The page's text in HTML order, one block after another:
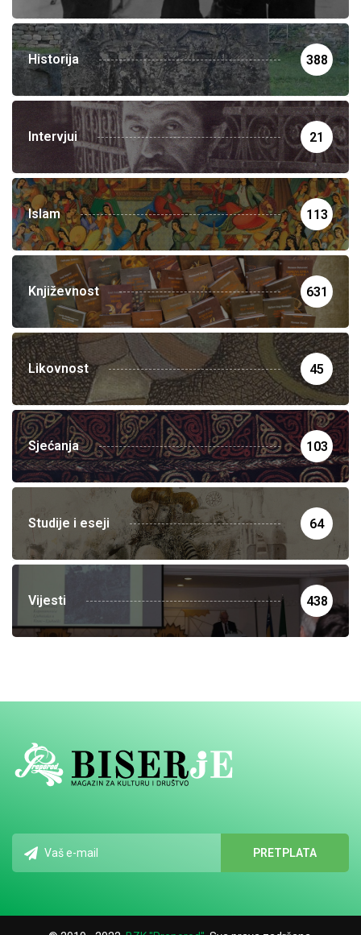
Historija 388
Intervjui 21
Islam 113
Književnost 631
Likovnost 45
Sjećanja 103
Studije i eseji 64
Vijesti 438